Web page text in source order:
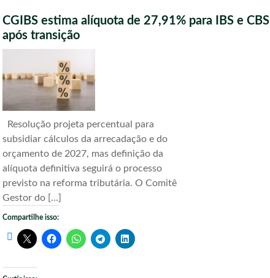
CGIBS estima alíquota de 27,91% para IBS e CBS
após transição
Resolução projeta percentual para
subsidiar cálculos da arrecadação e do
orçamento de 2027, mas definição da
alíquota definitiva seguirá o processo
previsto na reforma tributária. O Comitê
Gestor do […]
Compartilhe isso: